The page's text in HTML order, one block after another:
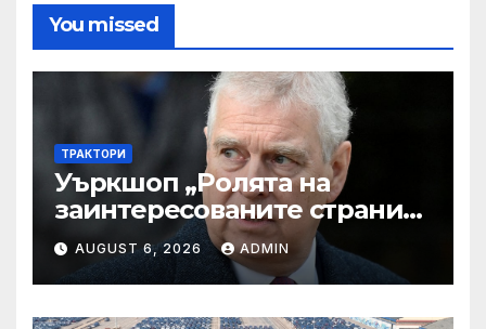
You missed
ТРАКТОРИ
Уъркшоп „Ролята на
заинтересованите страни
във външното осигуряване
на качеството“
AUGUST 6, 2026 ADMIN